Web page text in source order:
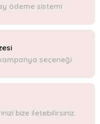
ödeme sistemi
seçeneği
bize iletebilirsiniz.